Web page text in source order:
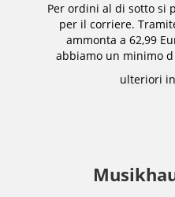
Per ordini al di sotto si
per il corriere.
ammonta a 62,99
abbiamo un minimo
ulteriori